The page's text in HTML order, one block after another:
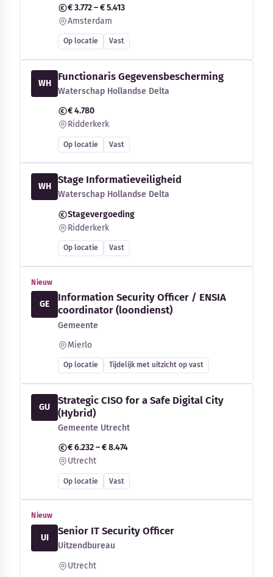
€ 3.772 – € 5.413
Amsterdam
Op locatie Vast
WH
Functionaris Gegevensbescherming
Waterschap Hollandse Delta
€ 4.780
Ridderkerk
Op locatie Vast
WH
Stage Informatieveiligheid
Waterschap Hollandse Delta
Stagevergoeding
Ridderkerk
Op locatie Vast
Nieuw
GE
Information Security Officer / ENSIA
coordinator (loondienst)
Gemeente
Mierlo
Op locatie Tijdelijk met uitzicht op vast
GU
Strategic CISO for a Safe Digital City
(Hybrid)
Gemeente Utrecht
€ 6.232 – € 8.474
Utrecht
Op locatie Vast
Nieuw
UI
Senior IT Security Officer
Uitzendbureau
Utrecht